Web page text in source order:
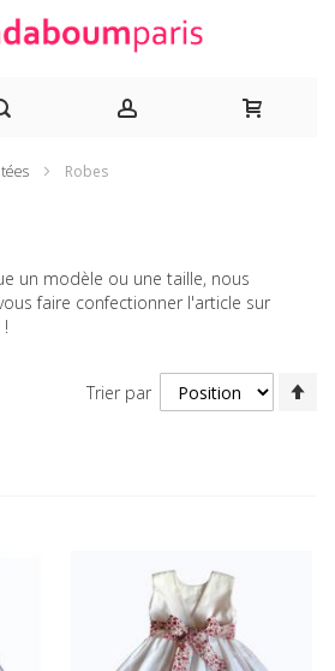
Robes
un modèle ou une taille, nous
faire confectionner l'article sur
Trier par